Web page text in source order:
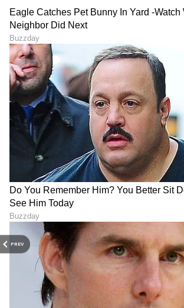
PREV
ಭಾರತ ಸರ್ಕಾರವು ಕಾನೂನಿನಲ್ಲಿ
ಮಾಡಿದೆ.
ಪ್ರಧಾನಿ ಅಥವಾ ರಾಷ್ಟ್ರಪತಿಗಳ
ದುರುಪಯೋಗಪಡಿಸಿಕೊಂಡಿದ್ದಕ್ಕಾಗಿ 1 ಲಕ್ಷ
ದಂಡವನ್ನು ವಿಧಿಸಲಾಗುತ್ತಿತ್ತು. ಇದೀಗ,
ಬದಲಾವಣೆಯ ನಂತರ, ಅದನ್ನು 5 ಲಕ್ಷಕ್ಕೆ
ಹೆಚ್ಚಿಸಲಾಯಿತು.
7
7